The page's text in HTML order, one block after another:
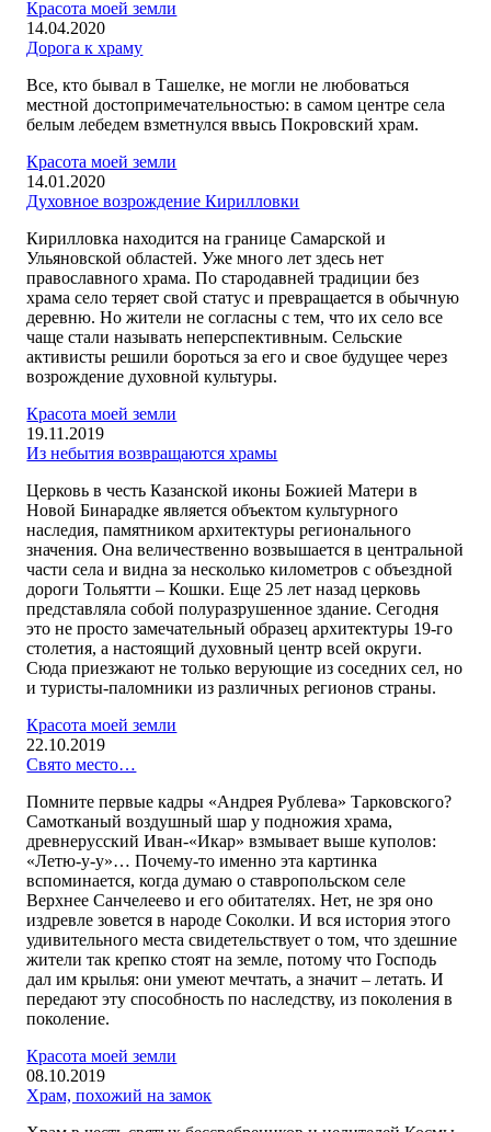
Красота моей земли
14.04.2020
Дорога к храму
Все, кто бывал в Ташелке, не могли не любоваться
местной достопримечательностью: в самом центре села
белым лебедем взметнулся ввысь Покровский храм.
Красота моей земли
14.01.2020
Духовное возрождение Кирилловки
Кирилловка находится на границе Самарской и
Ульяновской областей. Уже много лет здесь нет
православного храма. По стародавней традиции без
храма село теряет свой статус и превращается в обычную
деревню. Но жители не согласны с тем, что их село все
чаще стали называть неперспективным. Сельские
активисты решили бороться за его и свое будущее через
возрождение духовной культуры.
Красота моей земли
19.11.2019
Из небытия возвращаются храмы
Церковь в честь Казанской иконы Божией Матери в
Новой Бинарадке является объектом культурного
наследия, памятником архитектуры регионального
значения. Она величественно возвышается в центральной
части села и видна за несколько километров с объездной
дороги Тольятти – Кошки. Еще 25 лет назад церковь
представляла собой полуразрушенное здание. Сегодня
это не просто замечательный образец архитектуры 19-го
столетия, а настоящий духовный центр всей округи.
Сюда приезжают не только верующие из соседних сел, но
и туристы-паломники из различных регионов страны.
Красота моей земли
22.10.2019
Свято место…
Помните первые кадры «Андрея Рублева» Тарковского?
Самотканый воздушный шар у подножия храма,
древнерусский Иван-«Икар» взмывает выше куполов:
«Летю-у-у»… Почему-то именно эта картинка
вспоминается, когда думаю о ставропольском селе
Верхнее Санчелеево и его обитателях. Нет, не зря оно
издревле зовется в народе Соколки. И вся история этого
удивительного места свидетельствует о том, что здешние
жители так крепко стоят на земле, потому что Господь
дал им крылья: они умеют мечтать, а значит – летать. И
передают эту способность по наследству, из поколения в
поколение.
Красота моей земли
08.10.2019
Храм, похожий на замок